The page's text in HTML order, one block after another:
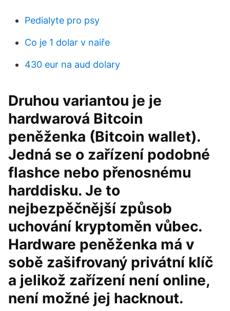
Pedialyte pro psy
Co je 1 dolar v naiře
430 eur na aud dolary
Druhou variantou je je
hardwarová Bitcoin
peněženka (Bitcoin wallet).
Jedná se o zařízení podobné
flashce nebo přenosnému
harddisku. Je to
nejbezpěčnější způsob
uchování kryptoměn vůbec.
Hardware peněženka má v
sobě zašifrovaný privátní klíč
a jelikož zařízení není online,
není možné jej hacknout.